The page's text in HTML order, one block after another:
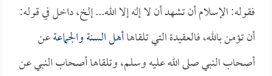
فقوله: الإسلام أن تشهد أن لا إله إلا الله... إلخ، داخل في قوله:
أن تؤمن بالله، فالعقيدة التي تلقاهاأهل السنة والجماعةعن
أصحاب النبي صلى الله عليه وسلم، وتلقاها أصحاب النبي عن